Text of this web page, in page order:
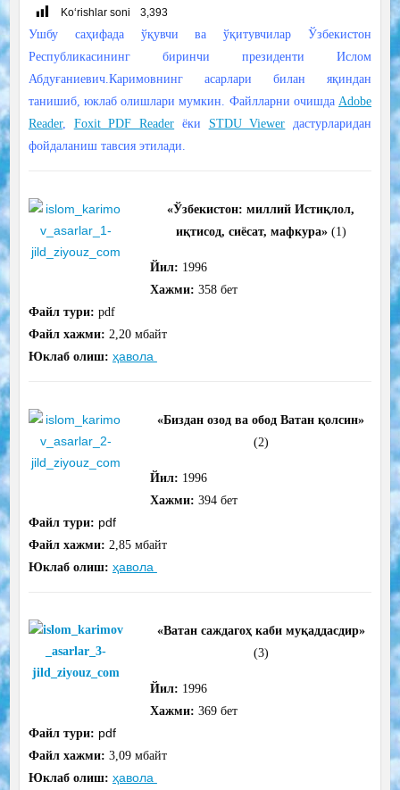
Ko‘rishlar soni 3,393
Ушбу саҳифада ўқувчи ва ўқитувчилар Ўзбекистон
Республикасининг биринчи президенти Ислом
Абдуғаниевич.Каримовнинг асарлари билан яқиндан
танишиб, юклаб олишлари мумкин. Файлларни очишдаAdobe
Reader, Foxit PDF Reader ёки STDU Viewer дастурларидан
фойдаланиш тавсия этилади.
«Ўзбекистон: миллий Истиқлол,
иқтисод, сиёсат, мафкура» (1)
Йил: 1996
Хажми: 358 бет
Файл тури: pdf
Файл хажми: 2,20 мбайт
Юклаб олиш: ҳавола
«Биздан озод ва обод Ватан қолсин»
(2)
Йил: 1996
Хажми: 394 бет
Файл тури: pdf
Файл хажми: 2,85 мбайт
Юклаб олиш: ҳавола
«Ватан саждагоҳ каби муқаддасдир»
(3)
Йил: 1996
Хажми: 369 бет
Файл тури: pdf
Файл хажми: 3,09 мбайт
Юклаб олиш: ҳавола